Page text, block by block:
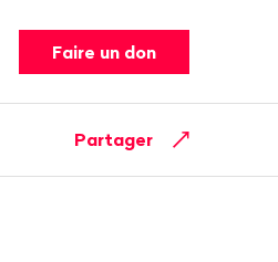
de recherche
dépliantsDE LANGUE. LANGUE
Faire un don
Partager